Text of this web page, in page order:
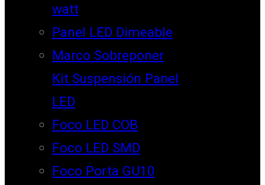
watt
Panel LED Dimeable
Marco Sobreponer
Kit Suspensión Panel
LED
Foco LED COB
Foco LED SMD
Foco Porta GU10